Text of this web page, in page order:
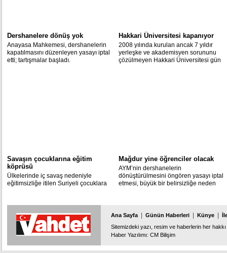
Dershanelere dönüş yok
Anayasa Mahkemesi, dershanelerin
kapatılmasını düzenleyen yasayı iptal
etti; tartışmalar başladı.
Hakkari Üniversitesi kapanıyor
2008 yılında kurulan ancak 7 yıldır
yerleşke ve akademisyen sorununu
çözülmeyen Hakkari Üniversitesi gün
Savaşın çocuklarına eğitim
köprüsü
Ülkelerinde iç savaş nedeniyle
eğitimsizliğe itilen Suriyeli çocuklara
hem de dini eğitimlerindeki eksiklikleri
tamamlıyor.
Mağdur yine öğrenciler olacak
AYM’nin dershanelerin
dönüştürülmesini öngören yasayı iptal
etmesi, büyük bir belirsizliğe neden
olabileceğini savundu.
Ana Sayfa Günün Haberleri Künye
Sitemizdeki yazı, resim ve haberlerin her
Haber Yazılımı: CM Bilişim